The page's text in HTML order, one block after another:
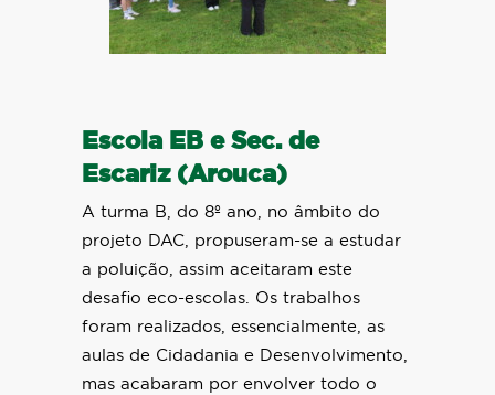
Escola EB e Sec. de
Escariz (Arouca)
A turma B, do 8º ano, no âmbito do
projeto DAC, propuseram-se a estudar
a poluição, assim aceitaram este
desafio eco-escolas. Os trabalhos
foram realizados, essencialmente, as
aulas de Cidadania e Desenvolvimento,
mas acabaram por envolver todo o